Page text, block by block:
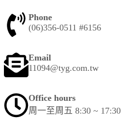
Phone
(06)356-0511 #6156
Email
11094@tyg.com.tw
Office hours
周一至周五 8:30 ~ 17:30